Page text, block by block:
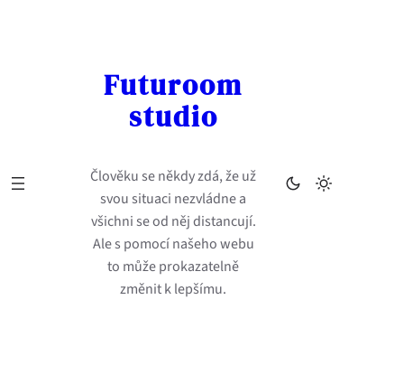
Futuroom
studio
Člověku se někdy zdá, že už
svou situaci nezvládne a
všichni se od něj distancují.
Ale s pomocí našeho webu
to může prokazatelně
změnit k lepšímu.